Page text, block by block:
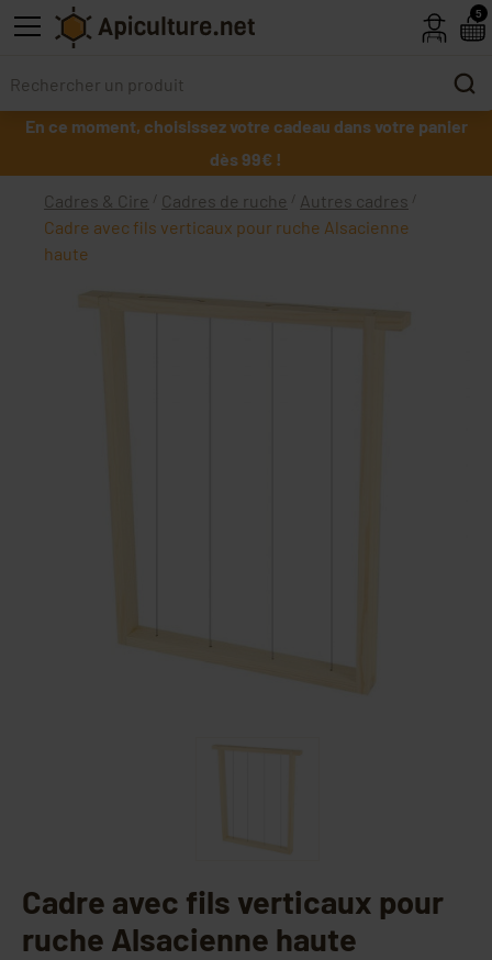
Skip to main content
En ce moment, choisissez votre cadeau dans votre panier
dès 99€ !
Cadres & Cire Cadres de ruche
Autres cadres
Cadre avec fils verticaux pour ruche Alsacienne
haute
Cadre avec fils verticaux pour
ruche Alsacienne haute
5